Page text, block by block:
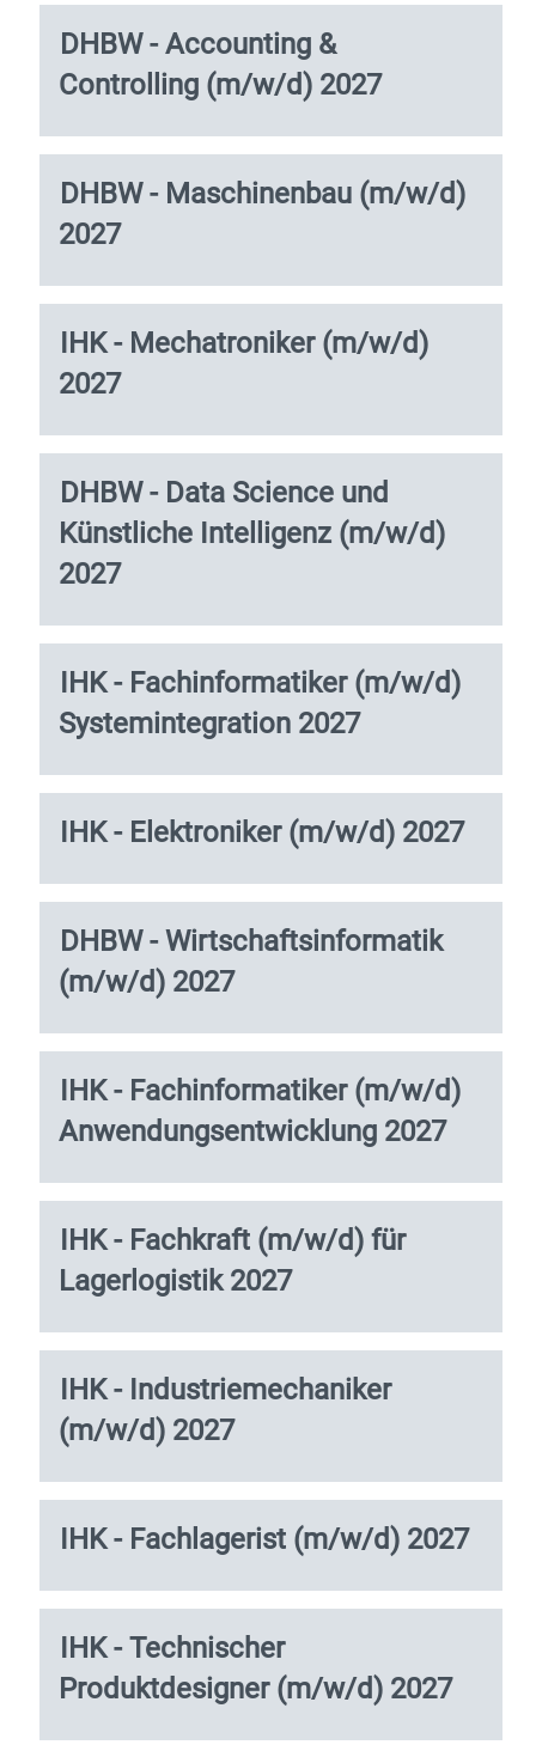
Suchergebnisse
angezeigt
Verwenden
um
durch
navigieren.
Wählen
eine
Details
Stellenbezeichnung
DHBW - Accounting &
Controlling (m/w/d) 2027
Drücken
Sie
die
um
Stelleninformationen
vollständig
anzuzeigen.
Stellenbezeichnung
DHBW - Maschinenbau (m/w/d)
2027
Drücken
Sie
die
um
Stelleninformationen
vollständig
anzuzeigen.
Stellenbezeichnung
IHK - Mechatroniker (m/w/d)
2027
Drücken
Sie
die
um
Stelleninformationen
vollständig
anzuzeigen.
Stellenbezeichnung
DHBW - Data Science und
Künstliche Intelligenz (m/w/d)
2027
Drücken
Sie
die
Leertaste,
um
Stelleninformationen
vollständig
anzuzeigen.
Stellenbezeichnung
IHK - Fachinformatiker (m/w/d)
Systemintegration 2027
Drücken
Sie
die
um
Stelleninformationen
anzuzeigen.
Stellenbezeichnung
IHK - Elektroniker (m/w/d) 2027
Drücken
Sie
Leertaste,
um
die
Stelleninformationen
anzuzeigen.
Stellenbezeichnung
DHBW - Wirtschaftsinformatik
(m/w/d) 2027
Drücken
Sie
die
um
Stelleninformationen
vollständig
anzuzeigen.
Stellenbezeichnung
IHK - Fachinformatiker (m/w/d)
Anwendungsentwicklung 2027
Drücken
Sie
die
um
Stelleninformationen
vollständig
anzuzeigen.
Stellenbezeichnung
IHK - Fachkraft (m/w/d) für
Lagerlogistik 2027
Drücken
Sie
die
um
Stelleninformationen
vollständig
anzuzeigen.
Stellenbezeichnung
IHK - Industriemechaniker
(m/w/d) 2027
Drücken
Sie
die
um
Stelleninformationen
anzuzeigen.
Stellenbezeichnung
IHK - Fachlagerist (m/w/d) 2027
Drücken
Sie
Leertaste,
um
die
Stelleninformationen
anzuzeigen.
Stellenbezeichnung
IHK - Technischer
Produktdesigner (m/w/d) 2027
Drücken
Sie
die
um